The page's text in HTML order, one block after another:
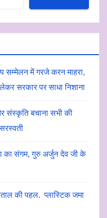
सम्मेलन में गरजे करन माहरा,
सरकार पर साधा निशाना
संस्कृति बचाना सभी की
का संगम, गुरु अर्जुन देव जी के
की पहल. प्लास्टिक जमा